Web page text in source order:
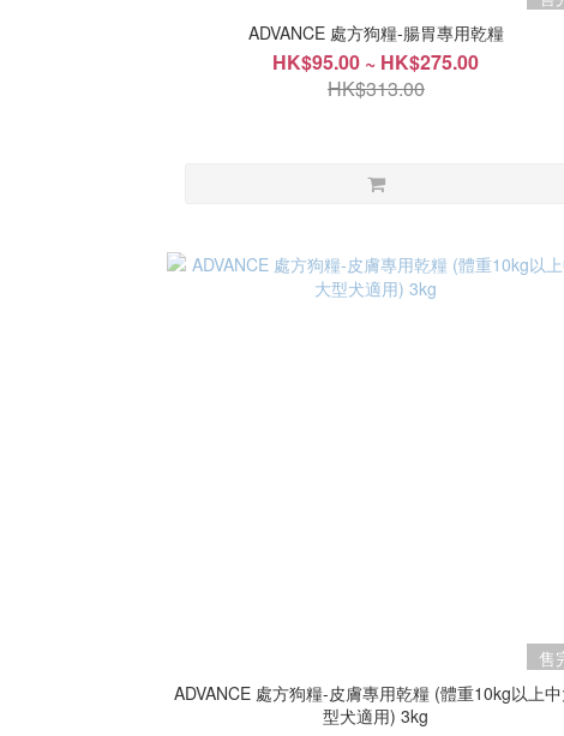
ADVANCE 處方狗糧-腸胃專用乾糧
HK$95.00 ~ HK$275.00
HK$313.00
售
ADVANCE 處方狗糧-皮膚專用乾糧 (體重10kg以上
型犬適用) 3kg